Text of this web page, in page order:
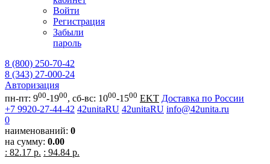
Войти
Регистрация
Забыли
пароль
8 (800) 250-70-42
8 (343) 27-000-24
Авторизация
пн-пт: 900-1900, сб-вс: 1000-1500 EKT Доставка по России
+7 9920-27-44-42 42unitaRU 42unitaRU info@42unita.ru
0
наименований: 0
на сумму: 0.00
: 82.17 р. : 94.84 р.